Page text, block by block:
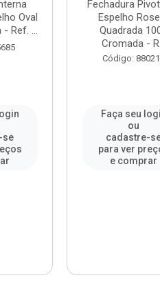
Oval
Ref. ...
se
Fechadura
Espelho
Quadrada
Cromada -
Código:
Faça seu
ou
cadastre-
para ver
e comprar